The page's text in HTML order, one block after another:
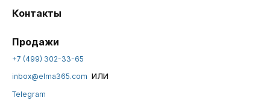
Контакты
Продажи
+7 (499) 302-33-65
inbox@elma365.com или
Telegram